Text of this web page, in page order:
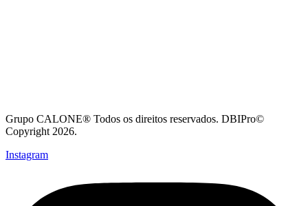
Grupo CALONE® Todos os direitos reservados. DBIPro©
Copyright 2026.
Instagram